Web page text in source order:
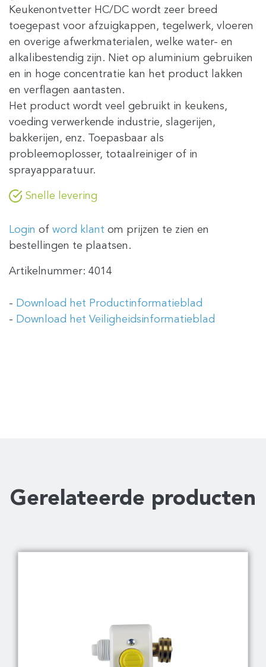
Keukenontvetter HC/DC wordt zeer breed
toegepast voor afzuigkappen, tegelwerk, vloeren
en overige afwerkmaterialen, welke water- en
alkalibestendig zijn. Niet op aluminium gebruiken
en in hoge concentratie kan het product lakken
en verflagen aantasten.
Het product wordt veel gebruikt in keukens,
voeding verwerkende industrie, slagerijen,
bakkerijen, enz. Toepasbaar als
probleemoplosser, totaalreiniger of in
sprayapparatuur.
Snelle levering
Login of word klant om prijzen te zien en
bestellingen te plaatsen.
Artikelnummer: 4014
- Download het Productinformatieblad
- Download het Veiligheidsinformatieblad
Gerelateerde producten